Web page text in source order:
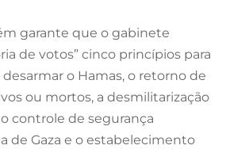
garante que o gabinete
de votos” cinco princípios para
desarmar o Hamas, o retorno de
ou mortos, a desmilitarização
o controle de segurança
de Gaza e o estabelecimento